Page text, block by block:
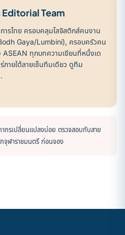
Team
รไทย ครอบคลุมโลจิสติกส์คนงาน
Gaya/Lumbini), ครอบครัวคน
ASEAN ทุกบทความเขียนที่หนึ่งเด
ายใต้ลายเซ็นทีมเดียว ดูทีม
.
ากรเปลี่ยนแปลงบ่อย ตรวจสอบกับสาย
จุฬาราชมนตรี ก่อนจอง